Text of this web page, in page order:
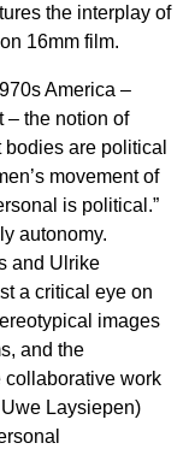
the interplay of
16mm film.
America –
– the notion of
bodies are political
movement of
is political.”
autonomy.
and Ulrike
a critical eye on
images
and the
collaborative work
Laysiepen)